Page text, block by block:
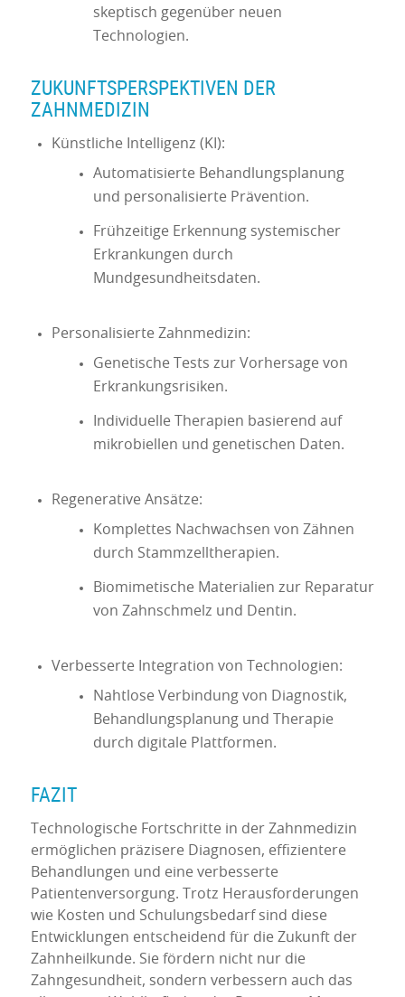
skeptisch gegenüber neuen
Technologien.
ZUKUNFTSPERSPEKTIVEN DER
ZAHNMEDIZIN
Künstliche Intelligenz (KI):
Automatisierte Behandlungsplanung
und personalisierte Prävention.
Frühzeitige Erkennung systemischer
Erkrankungen durch
Mundgesundheitsdaten.
Personalisierte Zahnmedizin:
Genetische Tests zur Vorhersage von
Erkrankungsrisiken.
Individuelle Therapien basierend auf
mikrobiellen und genetischen Daten.
Regenerative Ansätze:
Komplettes Nachwachsen von Zähnen
durch Stammzelltherapien.
Biomimetische Materialien zur Reparatur
von Zahnschmelz und Dentin.
Verbesserte Integration von Technologien:
Nahtlose Verbindung von Diagnostik,
Behandlungsplanung und Therapie
durch digitale Plattformen.
FAZIT
Technologische Fortschritte in der Zahnmedizin
ermöglichen präzisere Diagnosen, effizientere
Behandlungen und eine verbesserte
Patientenversorgung. Trotz Herausforderungen
wie Kosten und Schulungsbedarf sind diese
Entwicklungen entscheidend für die Zukunft der
Zahnheilkunde. Sie fördern nicht nur die
Zahngesundheit, sondern verbessern auch das